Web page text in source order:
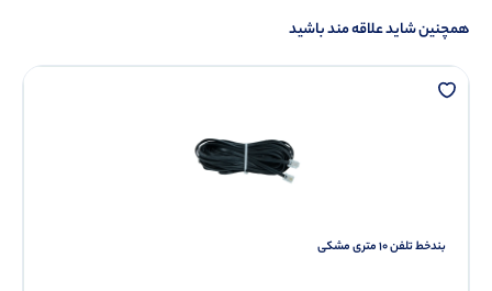
همچنین شاید علاقه مند باشید
بندخط تلفن 10 متری مشکی